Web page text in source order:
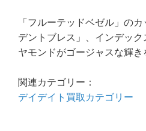
「フルーテッドベゼル」の
デントブレス」、インデッ
ヤモンドがゴージャスな輝き
関連カテゴリー：
デイデイト買取カテゴリー